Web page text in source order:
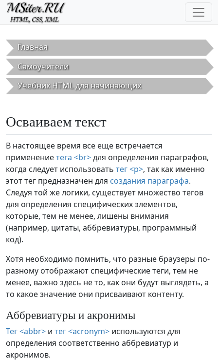
Перейти к основному содержанию
Главная
Самоучители
Учебник HTML для начинающих
Осваиваем текст
В настоящее время все еще встречается
применениетега <br>для определения параграфов,
когда следует использовать тег <p>, так как именно
этот тег предназначен для создания параграфа.
Следуя той же логики, существует множество тегов
для определения специфических элементов,
которые, тем не менее, лишены внимания
(например, цитаты, аббревиатуры, программный
код).
Хотя необходимо помнить, что разные браузеры по-
разному отображают специфические теги, тем не
менее, важно здесь не то, как они будут выглядеть, а
то какое значение они присваивают контенту.
Аббревиатуры и акронимы
Тег <abbr> и тег <acronym> используются для
определения соответственно аббревиатур и
акронимов.